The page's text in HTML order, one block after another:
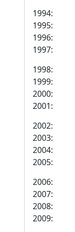
1994:
1995:
1996:
1997:
1998:
1999:
2000:
2001:
2002:
2003:
2004:
2005:
2006:
2007:
2008:
2009: